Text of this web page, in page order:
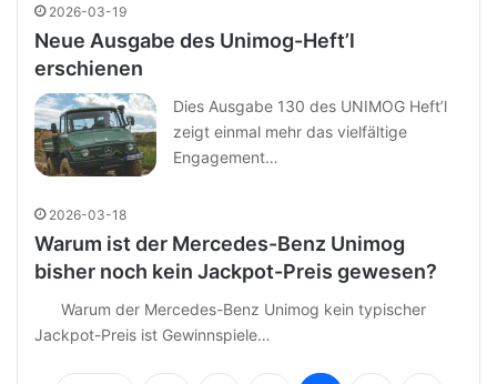
2026-03-19
Neue Ausgabe des Unimog-Heft’l
erschienen
Dies Ausgabe 130 des UNIMOG Heft’l
zeigt einmal mehr das vielfältige
Engagement…
2026-03-18
Warum ist der Mercedes-Benz Unimog
bisher noch kein Jackpot-Preis gewesen?
Warum der Mercedes-Benz Unimog kein typischer
Jackpot-Preis ist Gewinnspiele…